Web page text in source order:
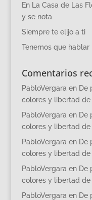
En La Casa de Las
y se nota
Siempre te elijo a ti
Tenemos que hablar
Comentarios
PabloVergara en De
colores y libertad de
PabloVergara en De
colores y libertad de
PabloVergara en De
colores y libertad de
PabloVergara en De
colores y libertad de
PabloVergara en De